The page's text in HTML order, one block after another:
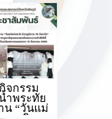
จกรรม
ำพระทัย
น “วันแม่